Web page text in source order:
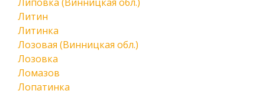
Литин
Литинка
Лозовая (Винницкая обл.)
Лозовка
Ломазов
Лопатинка